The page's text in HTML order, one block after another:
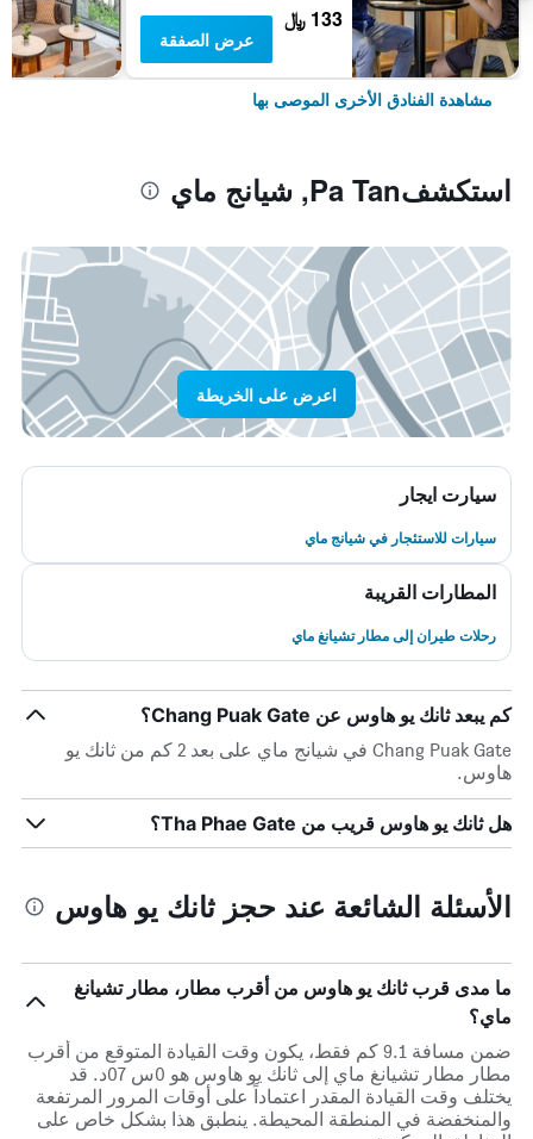
133 ﷼
عرض الصفقة
مشاهدة الفنادق الأخرى الموصى بها
استكشفPa Tan, شيانج ماي
اعرض على الخريطة
سيارت ايجار
سيارات للاستئجار في شيانج ماي
المطارات القريبة
رحلات طيران إلى مطار تشيانغ ماي
كم يبعد ثانك يو هاوس عن Chang Puak Gate؟
Chang Puak Gate في شيانج ماي على بعد 2 كم من ثانك يو
هاوس.
هل ثانك يو هاوس قريب من Tha Phae Gate؟
الأسئلة الشائعة عند حجز ثانك يو هاوس
ما مدى قرب ثانك يو هاوس من أقرب مطار، مطار تشيانغ
ماي؟
ضمن مسافة 9.1 كم فقط، يكون وقت القيادة المتوقع من أقرب
مطار مطار تشيانغ ماي إلى ثانك يو هاوس هو 0س 07د. قد
يختلف وقت القيادة المقدر اعتماداً على أوقات المرور المرتفعة
والمنخفضة في المنطقة المحيطة. ينطبق هذا بشكل خاص على